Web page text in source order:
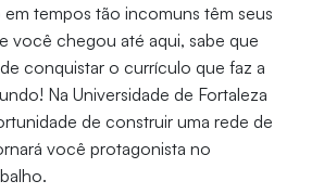
tempos tão incomuns têm seus
você chegou até aqui, sabe que
conquistar o currículo que faz a
Na Universidade de Fortaleza
de construir uma rede de
você protagonista no